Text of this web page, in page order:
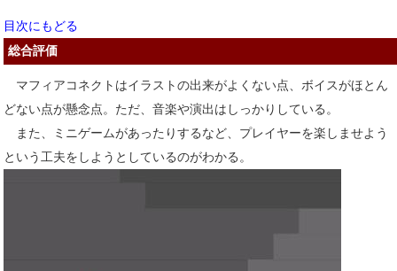
目次にもどる
総合評価
マフィアコネクトはイラストの出来がよくない点、ボイスがほとん
どない点が懸念点。ただ、音楽や演出はしっかりしている。
また、ミニゲームがあったりするなど、プレイヤーを楽しませよう
という工夫をしようとしているのがわかる。